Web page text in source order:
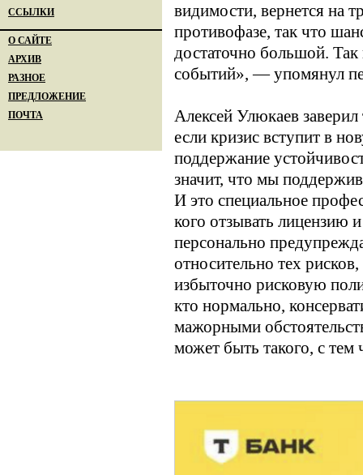
ССЫЛКИ
О САЙТЕ
АРХИВ
РАЗНОЕ
ПРЕДЛОЖЕНИЕ
ПОЧТА
видимости, вернется на
противофазе, так что
достаточно большой.
событий», — упомянул
Алексей Улюкаев
если кризис вступит в
поддержание
значит, что мы
И это специальное
кого отзывать лицензию
персонально
относительно тех
избыточно рисковую
кто нормально,
мажорными
может быть такого, с